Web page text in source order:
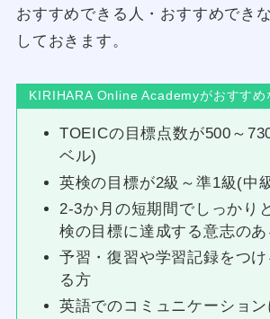
おすすめできる人・おすすめでき
しておきます。
KIRIHARA Online Academyがおすすめ
TOEICの目標点数が500～
ベル)
英検の目標が2級～準1級(中
2-3か月の短期間でしっかり
検の目標に達成する意志の
予習・復習や学習記録をつ
る方
英語でのコミュニケーショ